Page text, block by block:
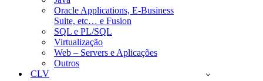
Oracle Applications, E-Business
Suite, etc… e Fusion
SQL e PL/SQL
Virtualização
Web – Servers e Aplicações
Outros
CLV